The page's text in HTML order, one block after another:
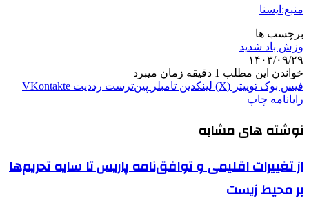
منبع:ایسنا
برچسب ها
وزش باد شدید
۱۴۰۳/۰۹/۲۹
خواندن این مطلب 1 دقیقه زمان میبرد
فیس بوک توییتر (X) لینکدین ‫تامبلر ‫پین‌ترست ‫رددیت ‫VKontakte
رایانامه چاپ
نوشته های مشابه
از تغییرات اقلیمی و توافق‌نامه پاریس تا سایه تحریم‌ها
بر محیط زیست